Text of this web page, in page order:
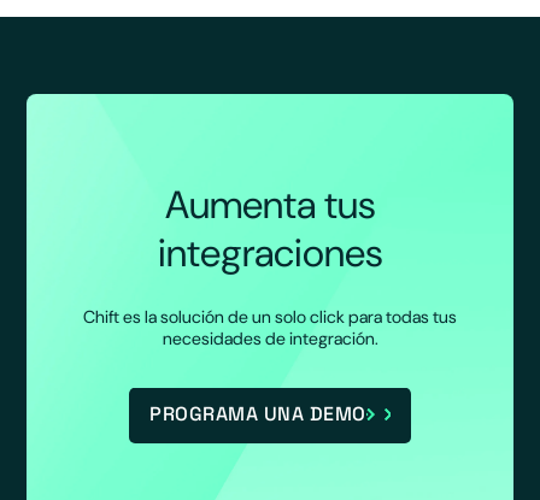
Aumenta tus
integraciones
Chift es la solución de un solo click para todas tus
necesidades de integración.
PROGRAMA UNA DEMO